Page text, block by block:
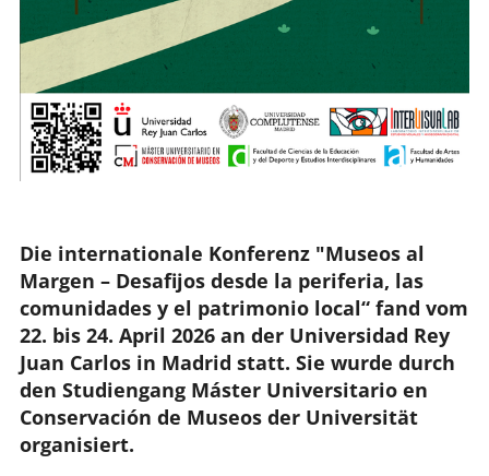
Die internationale Konferenz "Museos al
Margen – Desafijos desde la periferia, las
comunidades y el patrimonio local“ fand vom
22. bis 24. April 2026 an der Universidad Rey
Juan Carlos in Madrid statt. Sie wurde durch
den Studiengang Máster Universitario en
Conservación de Museos der Universität
organisiert.